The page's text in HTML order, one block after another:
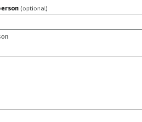
(optional)